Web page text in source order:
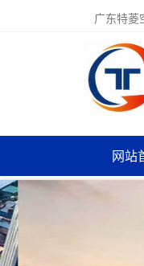
广东特菱
网站